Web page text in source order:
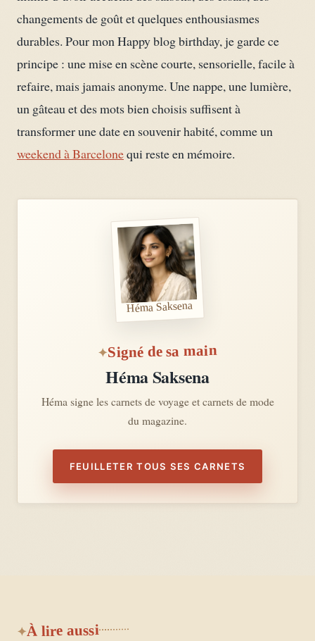
changements de goût et quelques enthousiasmes
durables. Pour mon Happy blog birthday, je garde ce
principe : une mise en scène courte, sensorielle, facile à
refaire, mais jamais anonyme. Une nappe, une lumière,
un gâteau et des mots bien choisis suffisent à
transformer une date en souvenir habité, comme un
weekend à Barcelonequi reste en mémoire.
Héma Saksena
Signé de sa main
Héma Saksena
Héma signe les carnets de voyage et carnets de mode
du magazine.
FEUILLETER TOUS SES CARNETS
À lire aussi